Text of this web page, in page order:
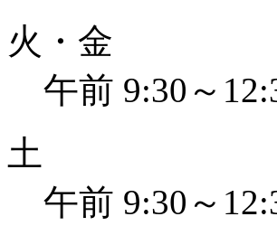
火・金
午前 9:30～
土
午前 9:30～